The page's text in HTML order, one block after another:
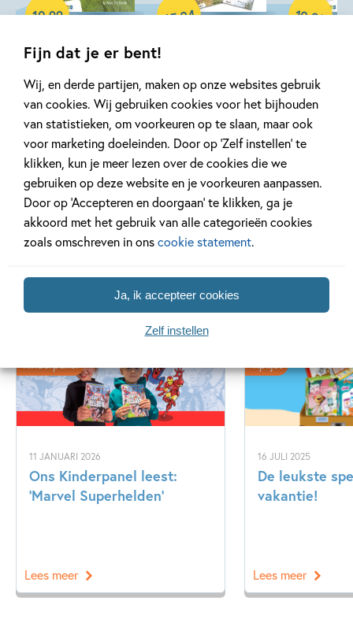
Fijn dat je er bent!
Wij, en derde partijen, maken op onze websites gebruik
van cookies. Wij gebruiken cookies voor het bijhouden
van statistieken, om voorkeuren op te slaan, maar ook
voor marketing doeleinden. Door op ‘Zelf instellen’ te
klikken, kun je meer lezen over de cookies die we
gebruiken op deze website en je voorkeuren aanpassen.
Door op ‘Accepteren en doorgaan’ te klikken, ga je
akkoord met het gebruik van alle categorieën cookies
zoals omschreven in onscookie statement.
Ja, ik accepteer cookies
Zelf instellen
lot en ot – De zes
rovers
Elisa van Spronsen, Ann
De Bode
10,99
Pakket lot en ot
(6 titels)
Elisa van Spronsen, Ann
De Bode
65,94
Samengesteld pakket
Elisa van
De Bode
10,99
Meer over deze serie
Gerelateerde artikelen
11 JANUARI 2026
Ons Kinderpanel leest:
‘Marvel Superhelden’
Kinderpanel
Lees meer
16 JULI 2025
De leukste
vakantie!
Tiplijst
Lees meer